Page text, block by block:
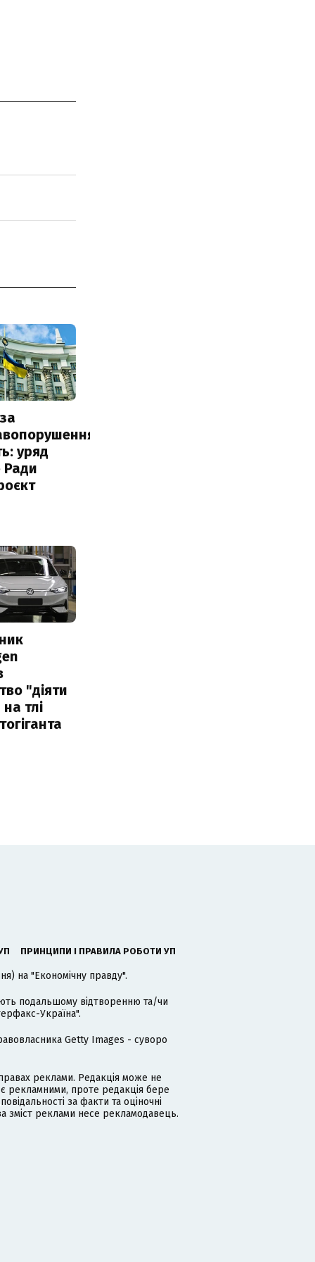
уряд
Ради
"діяти
тлі
ПРИНЦИПИ І ПРАВИЛА РОБОТИ УП
на "Економічну правду".
подальшому відтворенню та/чи
Україна".
Getty Images - суворо
реклами. Редакція може не
рекламними, проте редакція бере
за факти та оціночні
зміст реклами несе рекламодавець.